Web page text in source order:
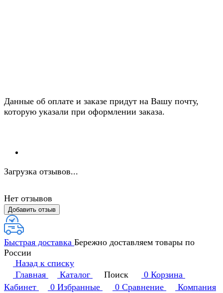
Данные об оплате и заказе придут на Вашу почту,
которую указали при оформлении заказа.
Загрузка отзывов...
Нет отзывов
Добавить отзыв
Быстрая доставка Бережно доставляем товары по
России
Назад к списку
Главная
Каталог Поиск 0 Корзина
Кабинет
0 Избранные 0 Сравнение
Компания